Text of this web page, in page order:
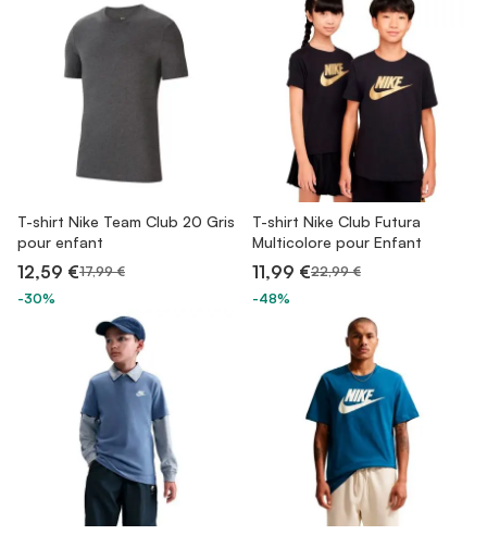
T-shirt Nike Team Club 20 Gris
pour enfant
12,59 €17,99 €
-30%
T-shirt Nike Club Futura
Multicolore pour Enfant
11,99 €22,99 €
-48%